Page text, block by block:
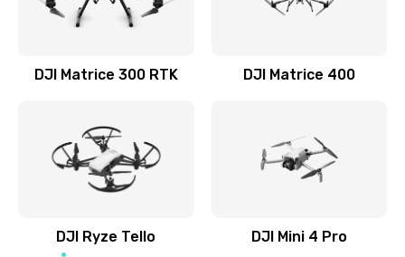
DJI Matrice 300 RTK DJI Matrice 400
DJI Ryze Tello DJI Mini 4 Pro